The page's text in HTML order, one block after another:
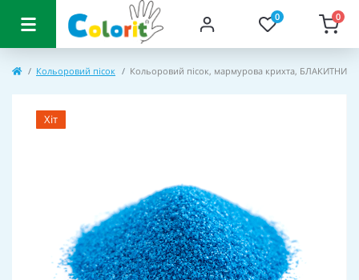
0 0
Кольоровий пісок Кольоровий пісок, мармурова крихта, БЛАКИТНИЙ
Хіт